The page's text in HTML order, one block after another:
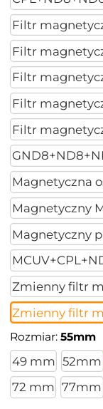
Filtr
Filtr
Filtr
Filtr
Magnetyczna
Magnetyczny
Magnetyczny
Zmienny filtr
Zmienny filtr
Rozmiar:55mm
49 mm 52mm
72 mm 77mm